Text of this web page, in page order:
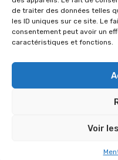
de traiter des données telles
les ID uniques sur ce site. Le
consentement peut avoir un
caractéristiques et fonctions.
Voir